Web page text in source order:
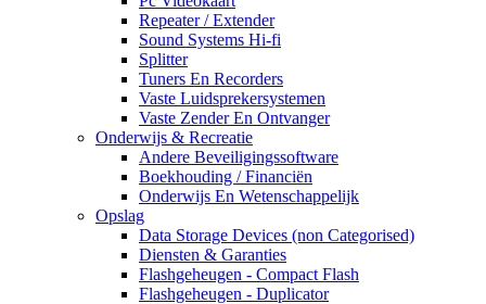
Repeater / Extender
Sound Systems Hi-fi
Splitter
Tuners En Recorders
Vaste Luidsprekersystemen
Vaste Zender En Ontvanger
Onderwijs & Recreatie
Andere Beveiligingssoftware
Boekhouding / Financiën
Onderwijs En Wetenschappelijk
Opslag
Data Storage Devices (non Categorised)
Diensten & Garanties
Flashgeheugen - Compact Flash
Flashgeheugen - Duplicator